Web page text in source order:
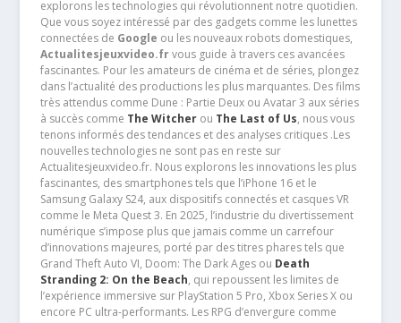
explorons les technologies qui révolutionnent notre quotidien.
Que vous soyez intéressé par des gadgets comme les lunettes
connectées de Google ou les nouveaux robots domestiques,
Actualitesjeuxvideo.frvous guide à travers ces avancées
fascinantes. Pour les amateurs de cinéma et de séries, plongez
dans l’actualité des productions les plus marquantes. Des films
très attendus comme Dune : Partie Deux ou Avatar 3 aux séries
à succès comme The Witcherou The Last of Us, nous vous
tenons informés des tendances et des analyses critiques .Les
nouvelles technologies ne sont pas en reste sur
Actualitesjeuxvideo.fr. Nous explorons les innovations les plus
fascinantes, des smartphones tels que l’iPhone 16 et le
Samsung Galaxy S24, aux dispositifs connectés et casques VR
comme le Meta Quest 3. En 2025, l’industrie du divertissement
numérique s’impose plus que jamais comme un carrefour
d’innovations majeures, porté par des titres phares tels que
Grand Theft Auto VI, Doom: The Dark Ages ou Death
Stranding 2: On the Beach, qui repoussent les limites de
l’expérience immersive sur PlayStation 5 Pro, Xbox Series X ou
encore PC ultra-performants. Les RPG d’envergure comme